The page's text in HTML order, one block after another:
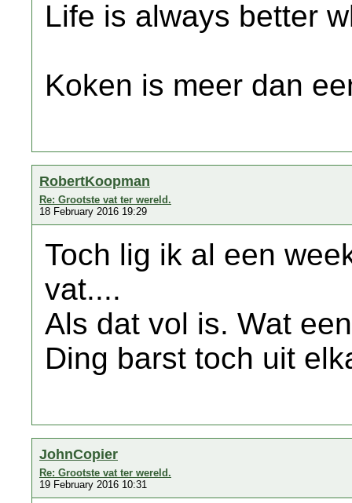
Life is always better
Koken is meer dan
RobertKoopman
Re: Grootste vat ter wereld.
18 February 2016 19:29
Toch lig ik al een
vat....
Als dat vol is. Wat
Ding barst toch uit
JohnCopier
Re: Grootste vat ter wereld.
19 February 2016 10:31